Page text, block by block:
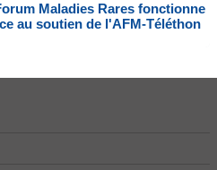
Maladies Rares fonctionne
au soutien de l'AFM-Téléthon